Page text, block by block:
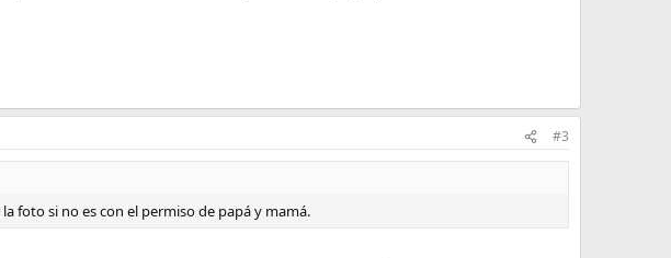
#3
foto si no es con el permiso de papá y mamá.